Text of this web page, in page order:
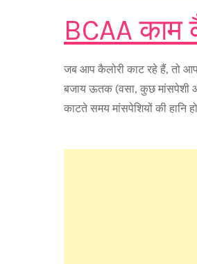
BCAA
जब आप कैलोरी काट रहे हैं, तो
बजाय ऊतक (वसा, कुछ मांसपेशी
काटते समय मांसपेशियों की हानि